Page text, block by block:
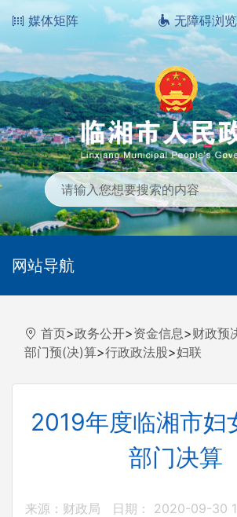
媒体矩阵 无障碍浏览
网站导航
首页>政务公开>资金信息>财政预
部门预(决)算>行政政法股>妇联
2019年度临湘市妇
部门决算
来源：财政局
日期： 2020-09-30